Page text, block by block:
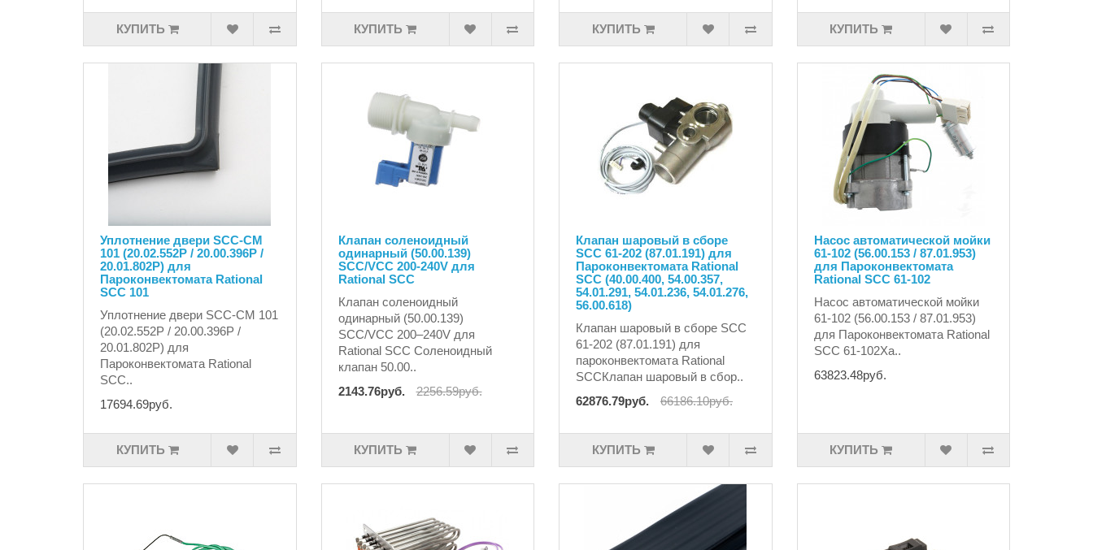
КУПИТЬ КУПИТЬ КУПИТЬ КУПИТЬ
Уплотнение двери SCC-CM
101 (20.02.552P / 20.00.396P /
20.01.802P) для
Пароконвектомата Rational
SCC 101
Уплотнение двери SCC-CM 101
(20.02.552P / 20.00.396P /
20.01.802P) для
Пароконвектомата Rational
SCC..
17694.69руб.
КУПИТЬ
Клапан соленоидный
одинарный (50.00.139)
SCC/VCC 200-240V для
Rational SCC
Клапан соленоидный
одинарный (50.00.139)
SCC/VCC 200–240V для
Rational SCC Соленоидный
клапан 50.00..
2143.76руб.
2256.59руб.
КУПИТЬ
Клапан шаровый в сборе
SCC 61-202 (87.01.191) для
Пароконвектомата Rational
SCC (40.00.400, 54.00.357,
54.01.291, 54.01.236, 54.01.276,
56.00.618)
Клапан шаровый в сборе SCC
61-202 (87.01.191) для
пароконвектомата Rational
SCCКлапан шаровый в сбор..
62876.79руб.
66186.10руб.
КУПИТЬ
Насос автоматической мойки
61-102 (56.00.153 / 87.01.953)
для Пароконвектомата
Rational SCC 61-102
Насос автоматической мойки
61-102 (56.00.153 / 87.01.953)
для Пароконвектомата Rational
SCC 61-102Ха..
63823.48руб.
КУПИТЬ